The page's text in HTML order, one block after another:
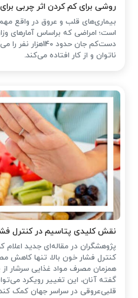
روشی برای کم کردن اثر چربی
بیماری‌های قلب و عروق در واقع
است؛ امراضی که براساس آمارهای
دست‌کم جان حدود
ناتوان و از کار افتاده می‌کند.
نقش کلیدی پتاسیم در کنترل
پژوهشگران در مقاله‌ای جدید اعلام
کنترل فشار خون بالا، تنها کاهش
همزمان مصرف مواد غذایی سرشار از
گفته آنان، این تغییر رویکرد
قلبی‌عروقی در سراسر جهان کمک